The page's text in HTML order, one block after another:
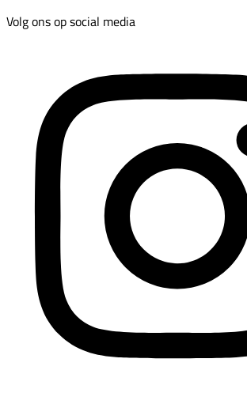
Volg ons op social media